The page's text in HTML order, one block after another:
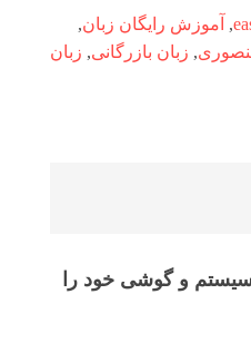
, آموزش رایگان زبان,
, زبان بازرگانی, زبان
و گوشی خود را